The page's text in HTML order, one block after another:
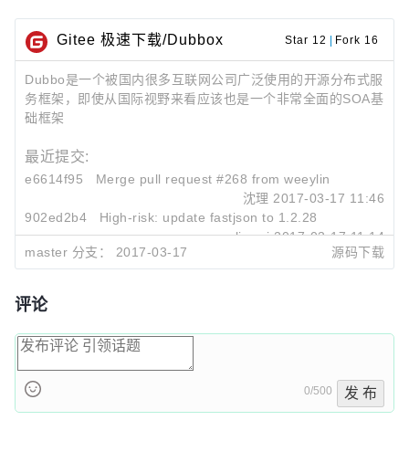
Gitee 极速下载/Dubbox Star 12 | Fork 16
Dubbo是一个被国内很多互联网公司广泛使用的开源分布式服
务框架，即使从国际视野来看应该也是一个非常全面的SOA基
础框架
最近提交:
e6614f95
Merge pull request #268 from weeylink/master
沈理 2017-03-17 11:46
902ed2b4
High-risk: update fastjson to 1.2.28
liuwei 2017-03-17 11:14
e872d9bf
Merge pull request #239 from xurenjie/master
沈理 2017-02-04 17:14
master 分支： 2017-03-17 源码下载
评论
0/500 发 布